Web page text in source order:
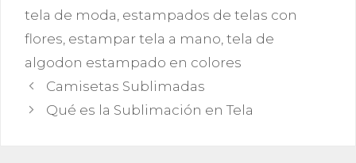
tela de moda estampados de telas con
flores estampar tela a mano tela de
algodon estampado en colores
Camisetas Sublimadas
Qué es la Sublimación en Tela